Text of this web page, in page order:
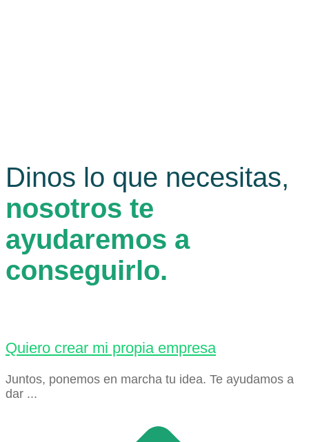
Dinos lo que necesitas,
nosotros te
ayudaremos a
conseguirlo.
Quiero crear mi propia empresa
Juntos, ponemos en marcha tu idea. Te ayudamos a
dar ...